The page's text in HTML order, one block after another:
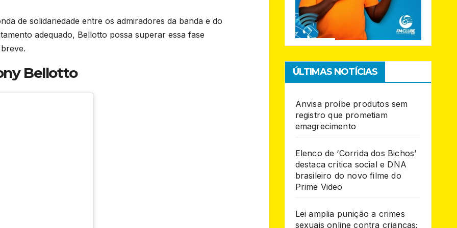
de solidariedade entre os admiradores da banda e do
adequado, Bellotto possa superar essa fase
Bellotto ÚLTIMAS NOTÍCIAS
Anvisa proíbe produtos sem
registro que prometiam
emagrecimento
Elenco de ‘Corrida dos Bichos’
destaca crítica social e DNA
brasileiro do novo filme do
Prime Video
Lei amplia punição a crimes
sexuais online contra crianças;